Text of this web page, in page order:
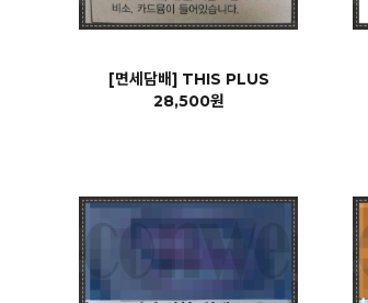
[면세담배] THIS PLUS
28,500원